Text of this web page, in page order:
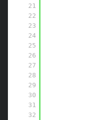
21
22
23
24
25
26
27
28
29
30
31
32